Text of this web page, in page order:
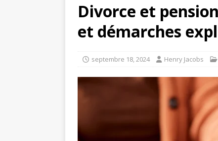
Divorce et
et démarches
septembre 18, 2024 Henry Jacobs